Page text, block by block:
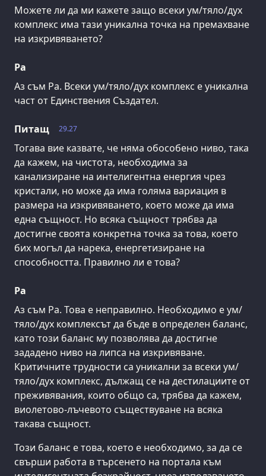
Можете ли да ми кажете защо всеки ум/тяло/дух
комплекс има тази уникална точка на премахване
на изкривяването?
Ра
Аз съм Ра. Всеки ум/тяло/дух комплекс е уникална
част от Единствения Създател.
29.27
Питащ
Тогава вие казвате, че няма обособено ниво, така
да кажем, на чистота, необходима за
канализиране на интелигентна енергия чрез
кристали, но може да има голяма вариация в
размера на изкривяването, което може да има
една същност. Но всяка същност трябва да
достигне своята конкретна точка за това, което
бих могъл да нарека, енергетизиране на
способността. Правилно ли е това?
Ра
Аз съм Ра. Това е неправилно. Необходимо е ум/
тяло/дух комплексът да бъде в определен баланс,
като този баланс му позволява да достигне
зададено ниво на липса на изкривяване.
Критичните трудности са уникални за всеки ум/
тяло/дух комплекс, дължащ се на дестилациите от
преживявания, които общо са, трябва да кажем,
виолетово-лъчевото съществуване на всяка
такава същност.
Този баланс е това, което е необходимо, за да се
свърши работа в търсенето на портала към